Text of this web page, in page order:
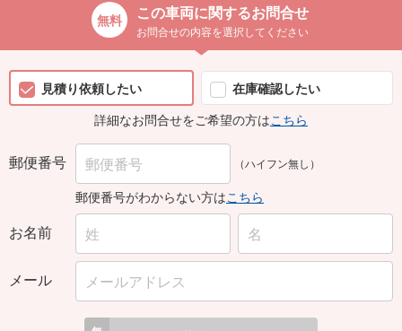
この車両に関するお問合せ
お問合せの内容を選択してください
見積り依頼したい
在庫確認したい
詳細なお問合せをご希望の方はこちら
郵便番号 （ハイフン無し）
郵便番号がわからない方はこちら
お名前
メール